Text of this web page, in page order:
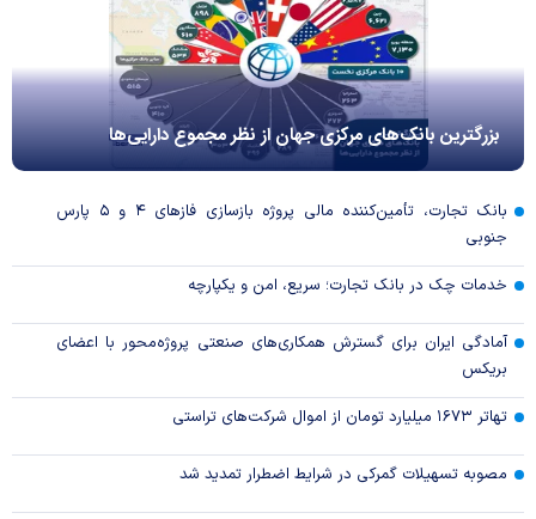
بزرگترین بانک‌های مرکزی جهان از نظر مجموع دارایی‌ها
بانک تجارت، تأمین‌کننده مالی پروژه بازسازی فاز‌های ۴ و ۵ پارس
جنوبی
خدمات چک در بانک تجارت؛ سریع، امن و یکپارچه
آمادگی ایران برای گسترش همکاری‌های صنعتی پروژه‌محور با اعضای
بریکس
تهاتر ۱۶۷۳ میلیارد تومان از اموال شرکت‌های تراستی
مصوبه تسهیلات گمرکی در شرایط اضطرار تمدید شد